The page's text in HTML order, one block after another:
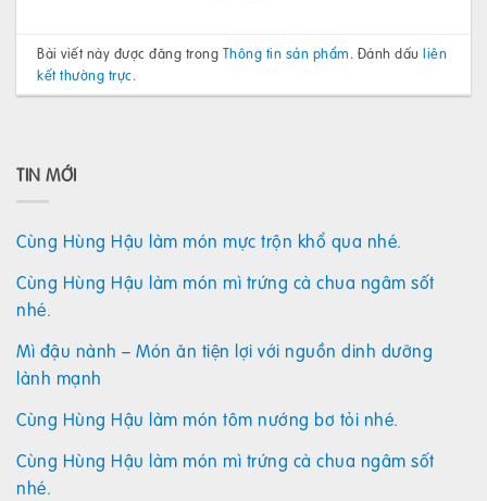
Bài viết này được đăng trong Thông tin sản phẩm. Đánh dấuliên
kết thường trực.
TIN MỚI
Cùng Hùng Hậu làm món mực trộn khổ qua nhé.
Cùng Hùng Hậu làm món mì trứng cà chua ngâm sốt
nhé.
Mì đậu nành – Món ăn tiện lợi với nguồn dinh dưỡng
lành mạnh
Cùng Hùng Hậu làm món tôm nướng bơ tỏi nhé.
Cùng Hùng Hậu làm món mì trứng cà chua ngâm sốt
nhé.